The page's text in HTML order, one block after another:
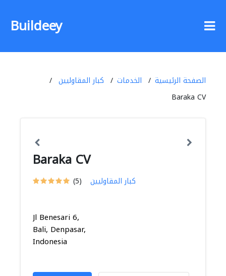
Buildeey
الصفحة الرئيسية الخدمات
كبار المقاوليين
Baraka CV
Baraka CV
(5) كبار المقاوليين
Jl Benesari 6,
Bali, Denpasar,
Indonesia